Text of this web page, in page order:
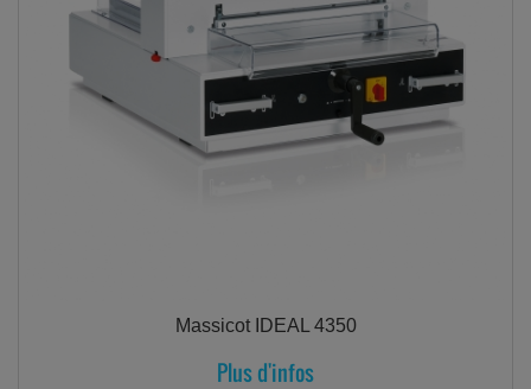
Massicot IDEAL 4350
Plus d'infos